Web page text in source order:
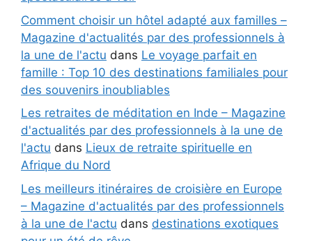
Comment choisir un hôtel adapté aux familles –
Magazine d'actualités par des professionnels à
la une de l'actu dans Le voyage parfait en
famille : Top 10 des destinations familiales pour
des souvenirs inoubliables
Les retraites de méditation en Inde – Magazine
d'actualités par des professionnels à la une de
l'actu dans Lieux de retraite spirituelle en
Afrique du Nord
Les meilleurs itinéraires de croisière en Europe
– Magazine d'actualités par des professionnels
à la une de l'actu dans destinations exotiques